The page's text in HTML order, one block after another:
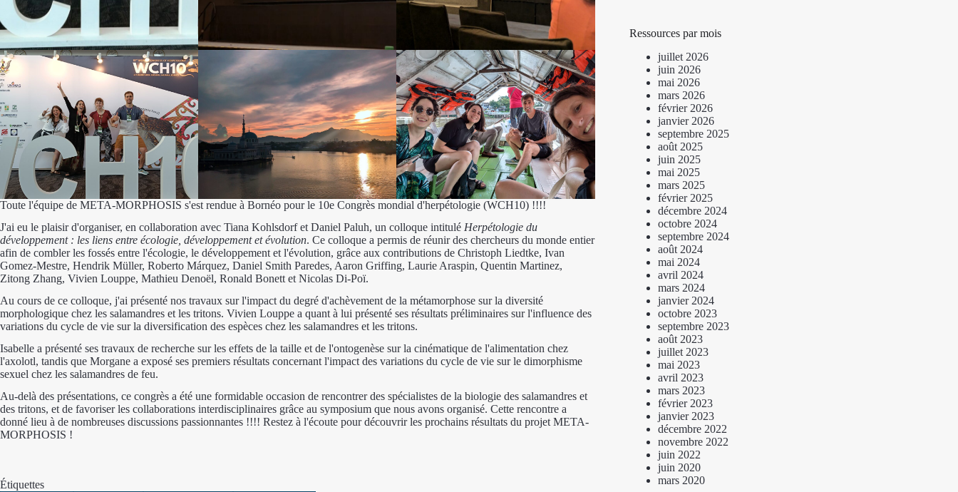
Toute l'équipe de META-MORPHOSIS s'est rendue à Bornéo pour le 10e Congrès mondial d'herpétologie (WCH10) !!!!
J'ai eu le plaisir d'organiser, en collaboration avec Tiana Kohlsdorf et Daniel Paluh, un colloque intitulé Herpétologie du
développement : les liens entre écologie, développement et évolution. Ce colloque a permis de réunir des chercheurs du monde entier
afin de combler les fossés entre l'écologie, le développement et l'évolution, grâce aux contributions de Christoph Liedtke, Ivan
Gomez-Mestre, Hendrik Müller, Roberto Márquez, Daniel Smith Paredes, Aaron Griffing, Laurie Araspin, Quentin Martinez,
Zitong Zhang, Vivien Louppe, Mathieu Denoël, Ronald Bonett et Nicolas Di-Poï.
Au cours de ce colloque, j'ai présenté nos travaux sur l'impact du degré d'achèvement de la métamorphose sur la diversité
morphologique chez les salamandres et les tritons. Vivien Louppe a quant à lui présenté ses résultats préliminaires sur l'influence des
variations du cycle de vie sur la diversification des espèces chez les salamandres et les tritons.
Isabelle a présenté ses travaux de recherche sur les effets de la taille et de l'ontogenèse sur la cinématique de l'alimentation chez
l'axolotl, tandis que Morgane a exposé ses premiers résultats concernant l'impact des variations du cycle de vie sur le dimorphisme
sexuel chez les salamandres de feu.
Au-delà des présentations, ce congrès a été une formidable occasion de rencontrer des spécialistes de la biologie des salamandres et
des tritons, et de favoriser les collaborations interdisciplinaires grâce au symposium que nous avons organisé. Cette rencontre a
donné lieu à de nombreuses discussions passionnantes !!!! Restez à l'écoute pour découvrir les prochains résultats du projet META-
MORPHOSIS !
Étiquettes
Ressources par mois
juillet 2026
juin 2026
mai 2026
mars 2026
février 2026
janvier 2026
septembre 2025
août 2025
juin 2025
mai 2025
mars 2025
février 2025
décembre 2024
octobre 2024
septembre 2024
août 2024
mai 2024
avril 2024
mars 2024
janvier 2024
octobre 2023
septembre 2023
août 2023
juillet 2023
mai 2023
avril 2023
mars 2023
février 2023
janvier 2023
décembre 2022
novembre 2022
juin 2022
juin 2020
mars 2020